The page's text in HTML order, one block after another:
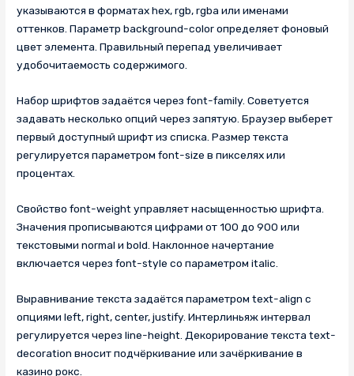
указываются в форматах hex, rgb, rgba или именами
оттенков. Параметр background-color определяет фоновый
цвет элемента. Правильный перепад увеличивает
удобочитаемость содержимого.
Набор шрифтов задаётся через font-family. Советуется
задавать несколько опций через запятую. Браузер выберет
первый доступный шрифт из списка. Размер текста
регулируется параметром font-size в пикселях или
процентах.
Свойство font-weight управляет насыщенностью шрифта.
Значения прописываются цифрами от 100 до 900 или
текстовыми normal и bold. Наклонное начертание
включается через font-style со параметром italic.
Выравнивание текста задаётся параметром text-align с
опциями left, right, center, justify. Интерлиньяж интервал
регулируется через line-height. Декорирование текста text-
decoration вносит подчёркивание или зачёркивание в
казино рокс.